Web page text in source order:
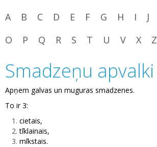
A B C D E F G H I J
O
P Q R S T U V X Z
Smadzeņu apvalki
Apņem galvas un muguras smadzenes.
To ir 3:
cietais,
tīklainais,
mīkstais.